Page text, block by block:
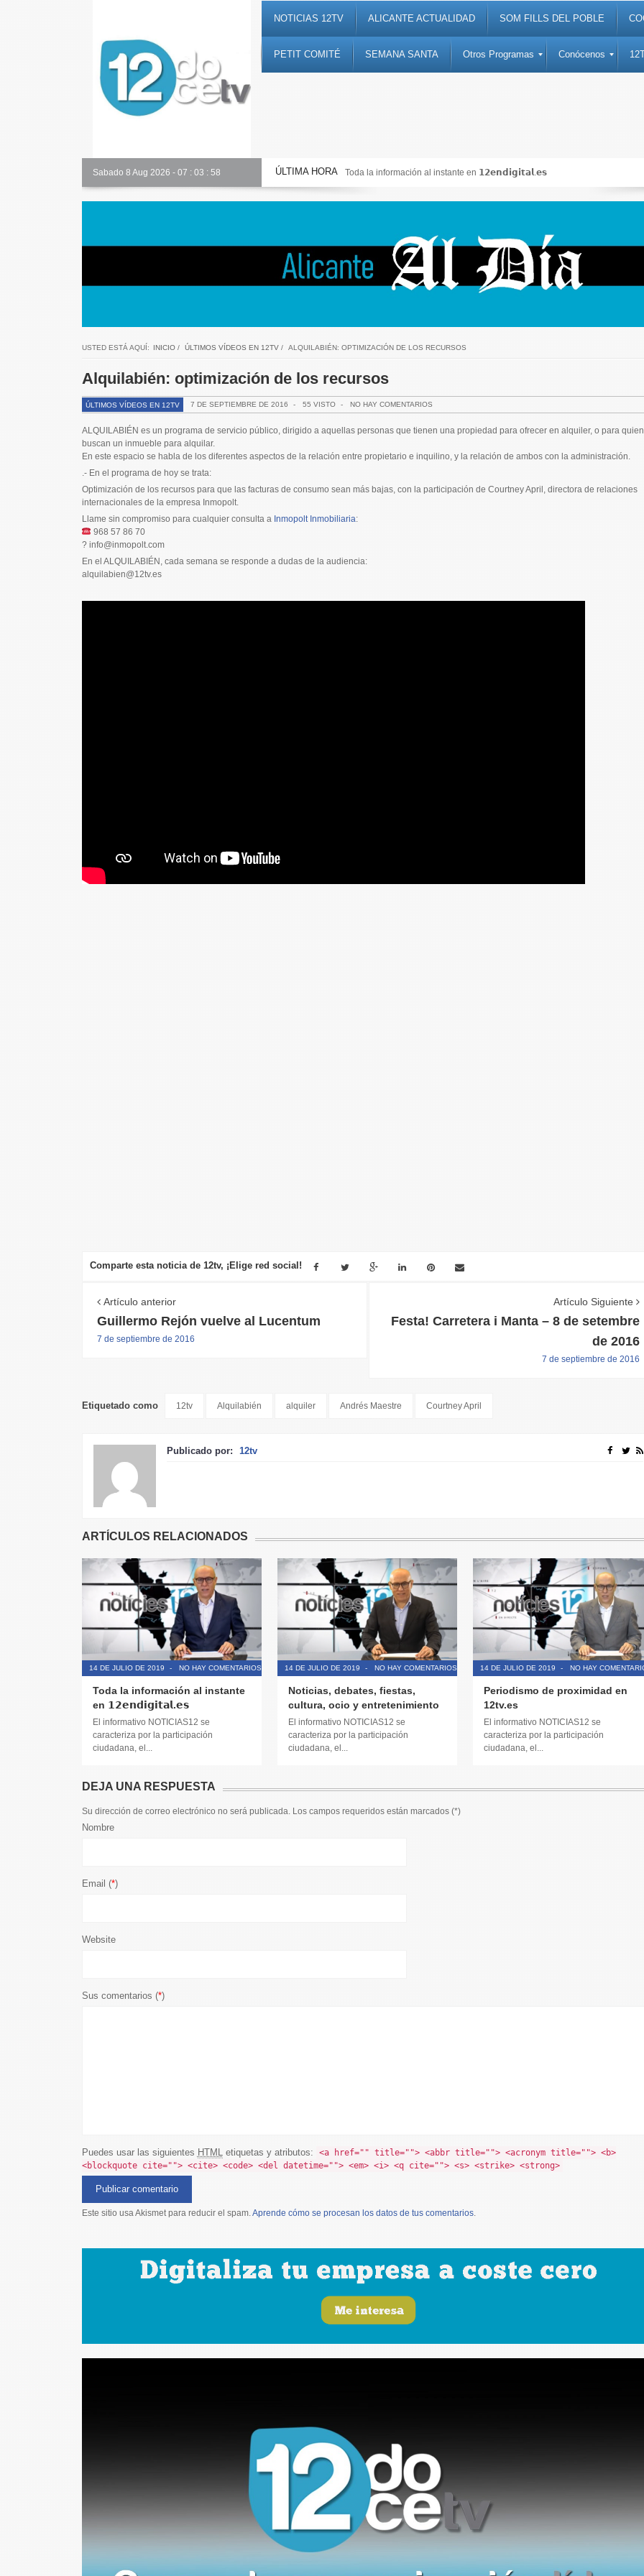
NOTICIAS 12TV ALICANTE ACTUALIDAD SOM FILLS DEL POBLE
PETIT COMITÉ SEMANA SANTA Otros Programas Conócenos
Sabado 8 Aug 2026 - 07 : 03 : 59 ÚLTIMA HORA
Alicante Actualidad Toda la información al instante en 𝟭𝟮𝗲𝗻𝗱𝗶𝗴𝗶𝘁𝗮𝗹.𝗲𝘀
USTED ESTÁ AQUÍ: INICIO/ ÚLTIMOS VÍDEOS EN 12TV/ ALQUILABIÉN: OPTIMIZACIÓN DE LOS RECURSOS
Alquilabién: optimización de los recursos
ÚLTIMOS VÍDEOS EN 12TV 7 DE SEPTIEMBRE DE 2016 - 55 VISTO - NO HAY COMENTARIOS
ALQUILABIÉN es un programa de servicio público, dirigido a aquellas personas que tienen una propiedad para ofrecer en alquiler, o para
buscan un inmueble para alquilar.
En este espacio se habla de los diferentes aspectos de la relación entre propietario e inquilino, y la relación de ambos con la administración.
.- En el programa de hoy se trata:
Optimización de los recursos para que las facturas de consumo sean más bajas, con la participación de Courtney April, directora de relaciones
internacionales de la empresa Inmopolt.
Llame sin compromiso para cualquier consulta a Inmopolt Inmobiliaria:
968 57 86 70
? info@inmopolt.com
En el ALQUILABIÉN, cada semana se responde a dudas de la audiencia:
alquilabien@12tv.es
Comparte esta noticia de 12tv, ¡Elige red social!
Artículo anterior
Guillermo Rejón vuelve al Lucentum
7 de septiembre de 2016
Artículo Siguiente
Festa! Carretera i Manta – 8 de setembre
de 2016
7 de septiembre de 2016
Etiquetado como 12tv Alquilabién alquiler Andrés Maestre Courtney April
Publicado por: 12tv
ARTÍCULOS RELACIONADOS
14 DE JULIO DE 2019 - NO HAY COMENTARIOS
Toda la información al instante
en 𝟭𝟮𝗲𝗻𝗱𝗶𝗴𝗶𝘁𝗮𝗹.𝗲𝘀
El informativo NOTICIAS12 se
caracteriza por la participación
ciudadana, el...
14 DE JULIO DE 2019 - NO HAY COMENTARIOS
Noticias, debates, fiestas,
cultura, ocio y entretenimiento
El informativo NOTICIAS12 se
caracteriza por la participación
ciudadana, el...
14 DE JULIO DE 2019 - NO HAY
Periodismo de proximidad en
12tv.es
El informativo NOTICIAS12 se
caracteriza por la participación
ciudadana, el...
DEJA UNA RESPUESTA
Su dirección de correo electrónico no será publicada. Los campos requeridos están marcados (*)
Nombre
Email (*)
Website
Sus comentarios (*)
Puedes usar las siguientes HTMLetiquetas y atributos:
<a href="" title=""> <abbr title=""> <acronym title=""> <b>
<blockquote cite=""> <cite> <code> <del datetime=""> <em> <i> <q cite=""> <s> <strike> <strong>
Este sitio usa Akismet para reducir el spam.Aprende cómo se procesan los datos de tus comentarios.